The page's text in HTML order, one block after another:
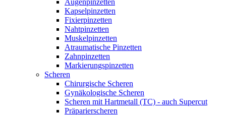
Augenpinzetten
Kapselpinzetten
Fixierpinzetten
Nahtpinzetten
Muskelpinzetten
Atraumatische Pinzetten
Zahnpinzetten
Markierungspinzetten
Scheren
Chirurgische Scheren
Gynäkologische Scheren
Scheren mit Hartmetall (TC) - auch Supercut
Präparierscheren